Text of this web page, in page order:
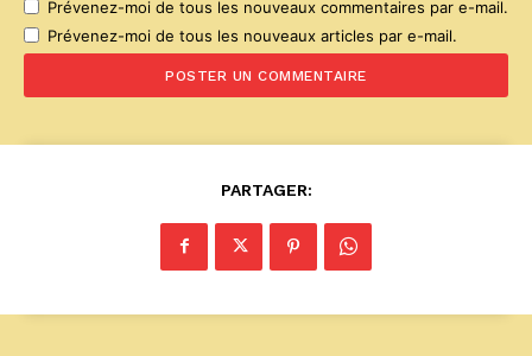
Prévenez-moi de tous les nouveaux commentaires par e-mail.
Prévenez-moi de tous les nouveaux articles par e-mail.
PARTAGER: